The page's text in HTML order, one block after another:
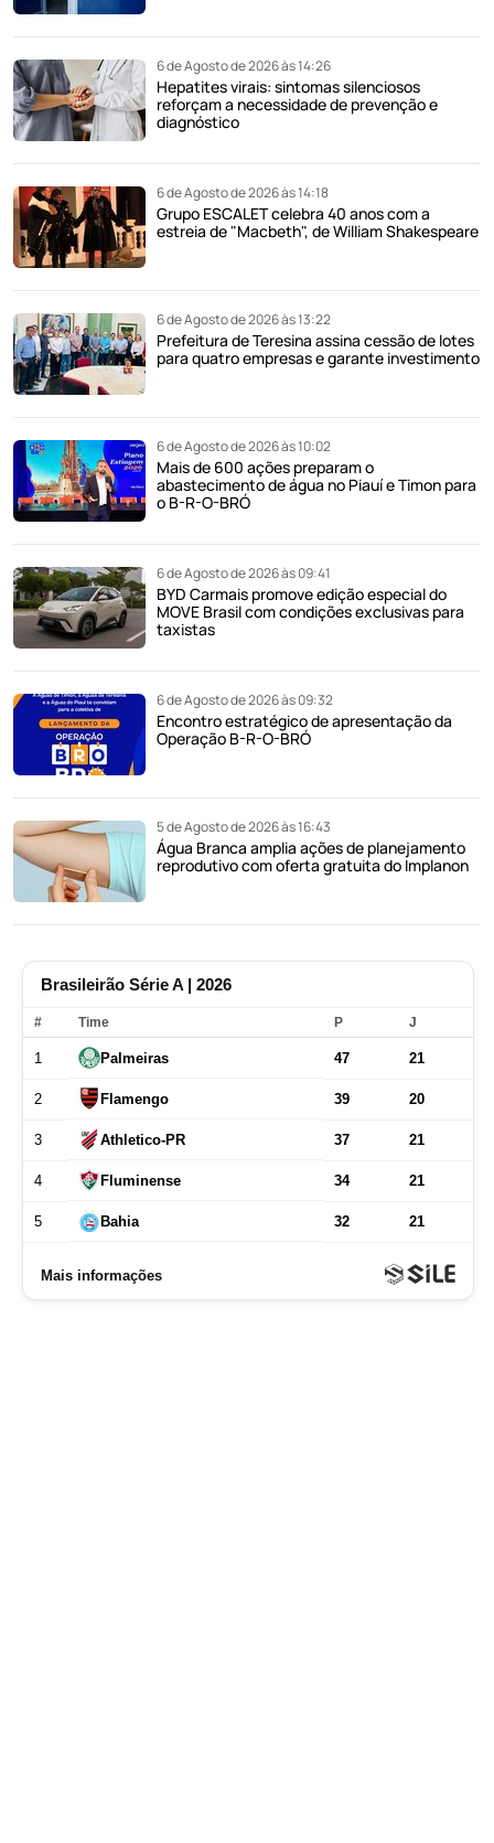
6 de Agosto de 2026 às 14:26
Hepatites virais: sintomas silenciosos
reforçam a necessidade de prevenção e
diagnóstico
6 de Agosto de 2026 às 14:18
Grupo ESCALET celebra 40 anos com a
estreia de "Macbeth", de William Shakespeare
6 de Agosto de 2026 às 13:22
Prefeitura de Teresina assina cessão de lotes
para quatro empresas e garante investimento
6 de Agosto de 2026 às 10:02
Mais de 600 ações preparam o
abastecimento de água no Piauí e Timon para
o B-R-O-BRÓ
6 de Agosto de 2026 às 09:41
BYD Carmais promove edição especial do
MOVE Brasil com condições exclusivas para
taxistas
6 de Agosto de 2026 às 09:32
Encontro estratégico de apresentação da
Operação B-R-O-BRÓ
5 de Agosto de 2026 às 16:43
Água Branca amplia ações de planejamento
reprodutivo com oferta gratuita do Implanon